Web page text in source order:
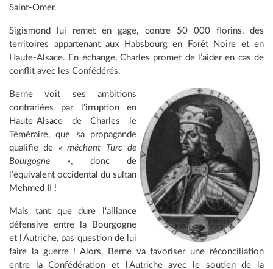
Saint-Omer.
Sigismond lui remet en gage, contre 50 000 florins, des
territoires appartenant aux Habsbourg en Forêt Noire et en
Haute-Alsace. En échange, Charles promet de l’aider en cas de
conflit avec les Confédérés.
Berne voit ses ambitions
contrariées par l'irruption en
Haute-Alsace de Charles le
Téméraire, que sa propagande
qualifie de « méchant Turc de
Bourgogne », donc de
l’équivalent occidental du sultan
Mehmed II !
Mais tant que dure l'alliance
défensive entre la Bourgogne
et l'Autriche, pas question de lui
faire la guerre ! Alors, Berne va favoriser une réconciliation
entre la Confédération et l'Autriche avec le soutien de la